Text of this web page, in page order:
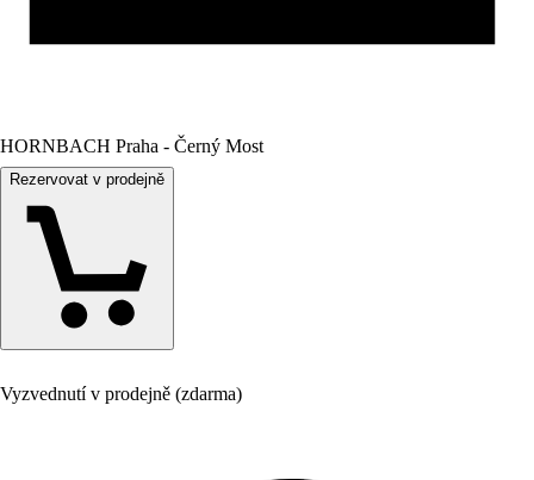
HORNBACH Praha - Černý Most
Rezervovat v prodejně
Vyzvednutí v prodejně (zdarma)